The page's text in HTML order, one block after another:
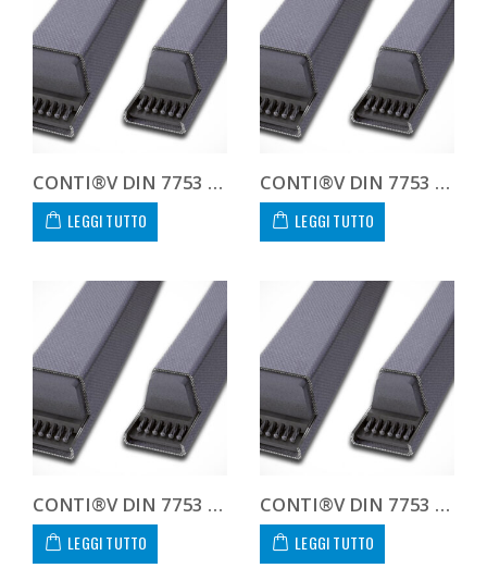
CONTI®V DIN 7753 8V1600 8V 1600
LEGGI TUTTO
CONTI®V DIN 7753 8V1700 8V 1700
LEGGI TUTTO
CONTI®V DIN 7753 8V1800 8V 1800
LEGGI TUTTO
CONTI®V DIN 7753 8V1900 8V 1900
LEGGI TUTTO